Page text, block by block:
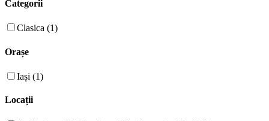
Categorii
Clasica (1)
Orașe
Iași (1)
Locații